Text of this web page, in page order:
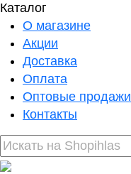
Каталог
О магазине
Акции
Доставка
Оплата
Оптовые продажи
Контакты